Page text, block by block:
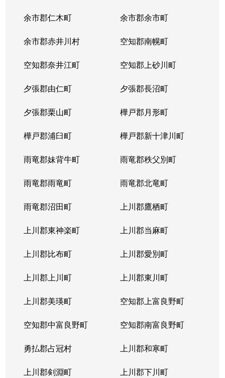
余市郡仁木町 余市郡余市町
余市郡赤井川村 空知郡南幌町
空知郡奈井江町 空知郡上砂川町
夕張郡由仁町 夕張郡長沼町
夕張郡栗山町 樺戸郡月形町
樺戸郡浦臼町 樺戸郡新十津川町
雨竜郡妹背牛町 雨竜郡秩父別町
雨竜郡雨竜町 雨竜郡北竜町
雨竜郡沼田町 上川郡鷹栖町
上川郡東神楽町 上川郡当麻町
上川郡比布町 上川郡愛別町
上川郡上川町 上川郡東川町
上川郡美瑛町 空知郡上富良野町
空知郡中富良野町 空知郡南富良野町
勇払郡占冠村 上川郡和寒町
上川郡剣淵町 上川郡下川町